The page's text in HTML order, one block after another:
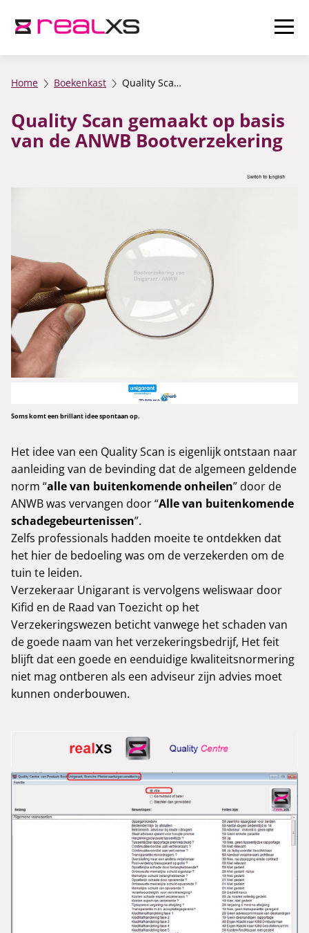
Home Boekenkast Quality Scan gemaakt op basis van de ANWB Bootverzekering
Quality Scan gemaakt op basis
van de ANWB Bootverzekering
Soms komt een brillant idee spontaan op.
Het idee van een Quality Scan is eigenlijk ontstaan naar
aanleiding van de bevinding dat de algemeen geldende
norm “alle van buitenkomende onheilen” door de
ANWB was vervangen door “Alle van buitenkomende
schadegebeurtenissen”.
Zelfs professionals hadden moeite te ontdekken dat
het hier de bedoeling was om de verzekerden om de
tuin te leiden.
Verzekeraar Unigarant is vervolgens weliswaar door
Kifid en de Raad van Toezicht op het
Verzekeringswezen beticht vanwege het schaden van
de goede naam van het verzekeringsbedrijf, Het feit
blijft dat een goede en eenduidige kwaliteitsnormering
niet mag ontberen als een adviseur zijn advies moet
kunnen onderbouwen.